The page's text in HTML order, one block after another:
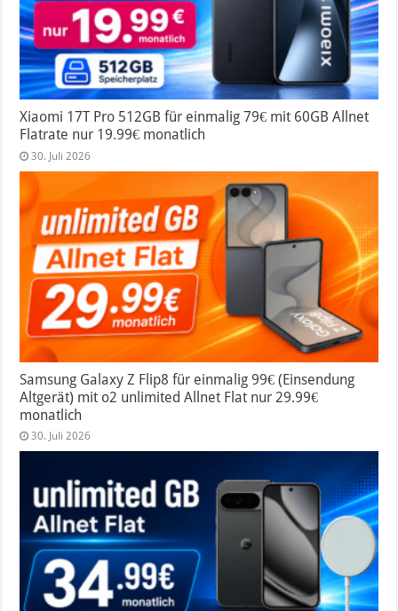
Xiaomi 17T Pro 512GB für einmalig 79€ mit 60GB Allnet
Flatrate nur 19.99€ monatlich
30. Juli 2026
Samsung Galaxy Z Flip8 für einmalig 99€ (Einsendung
Altgerät) mit o2 unlimited Allnet Flat nur 29.99€
monatlich
30. Juli 2026